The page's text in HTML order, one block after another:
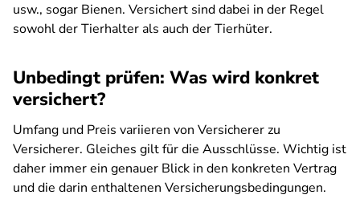
usw., sogar Bienen. Versichert sind dabei in der Regel
sowohl der Tierhalter als auch der Tierhüter.
Unbedingt prüfen: Was wird konkret
versichert?
Umfang und Preis variieren von Versicherer zu
Versicherer. Gleiches gilt für die Ausschlüsse. Wichtig ist
daher immer ein genauer Blick in den konkreten Vertrag
und die darin enthaltenen Versicherungsbedingungen.